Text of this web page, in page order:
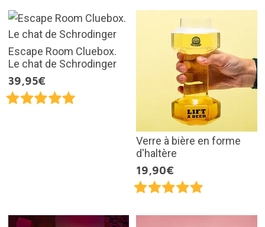
Escape Room Cluebox.
Le chat de Schrodinger
39,95€
Verre à bière en forme
d'haltère
19,90€